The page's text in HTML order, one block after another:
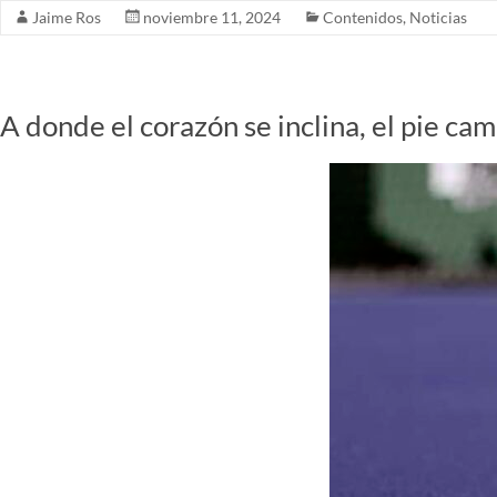
Jaime Ros noviembre 11, 2024 Contenidos, Noticias
A donde el corazón se inclina, el pie